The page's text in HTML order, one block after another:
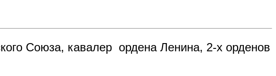
Союза, кавалер ордена Ленина, 2-х орденов